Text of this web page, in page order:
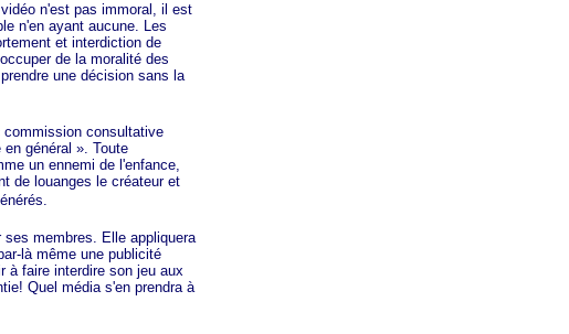
n'est pas immoral, il est
n'en ayant aucune. Les
et interdiction de
de la moralité des
une décision sans la
commissionconsultative
en général ». Toute
un ennemi de l'enfance,
de louanges le créateur et
membres. Elle appliquera
là même une publicité
à faire interdire son jeu aux
Quel média s'en prendra à